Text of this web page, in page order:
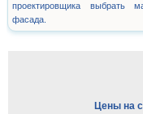
проектировщика выбрать
фасада.
Цены на